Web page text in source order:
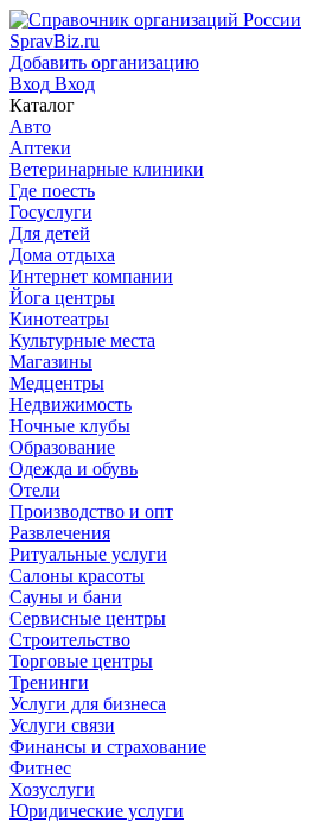
SpravBiz.ru
Добавить организацию
Вход Вход
Каталог
Авто
Аптеки
Ветеринарные клиники
Где поесть
Госуслуги
Для детей
Дома отдыха
Интернет компании
Йога центры
Кинотеатры
Культурные места
Магазины
Медцентры
Недвижимость
Ночные клубы
Образование
Одежда и обувь
Отели
Производство и опт
Развлечения
Ритуальные услуги
Салоны красоты
Сауны и бани
Сервисные центры
Строительство
Торговые центры
Тренинги
Услуги для бизнеса
Услуги связи
Финансы и страхование
Фитнес
Хозуслуги
Юридические услуги